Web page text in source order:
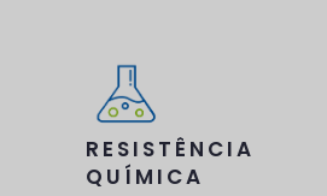
RESISTÊNCIA
QUÍMICA